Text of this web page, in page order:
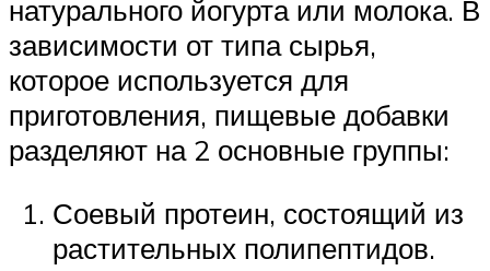
натурального йогурта или молока. В
зависимости от типа сырья,
которое используется для
приготовления, пищевые добавки
разделяют на 2 основные группы:
Соевый протеин, состоящий из
растительных полипептидов.